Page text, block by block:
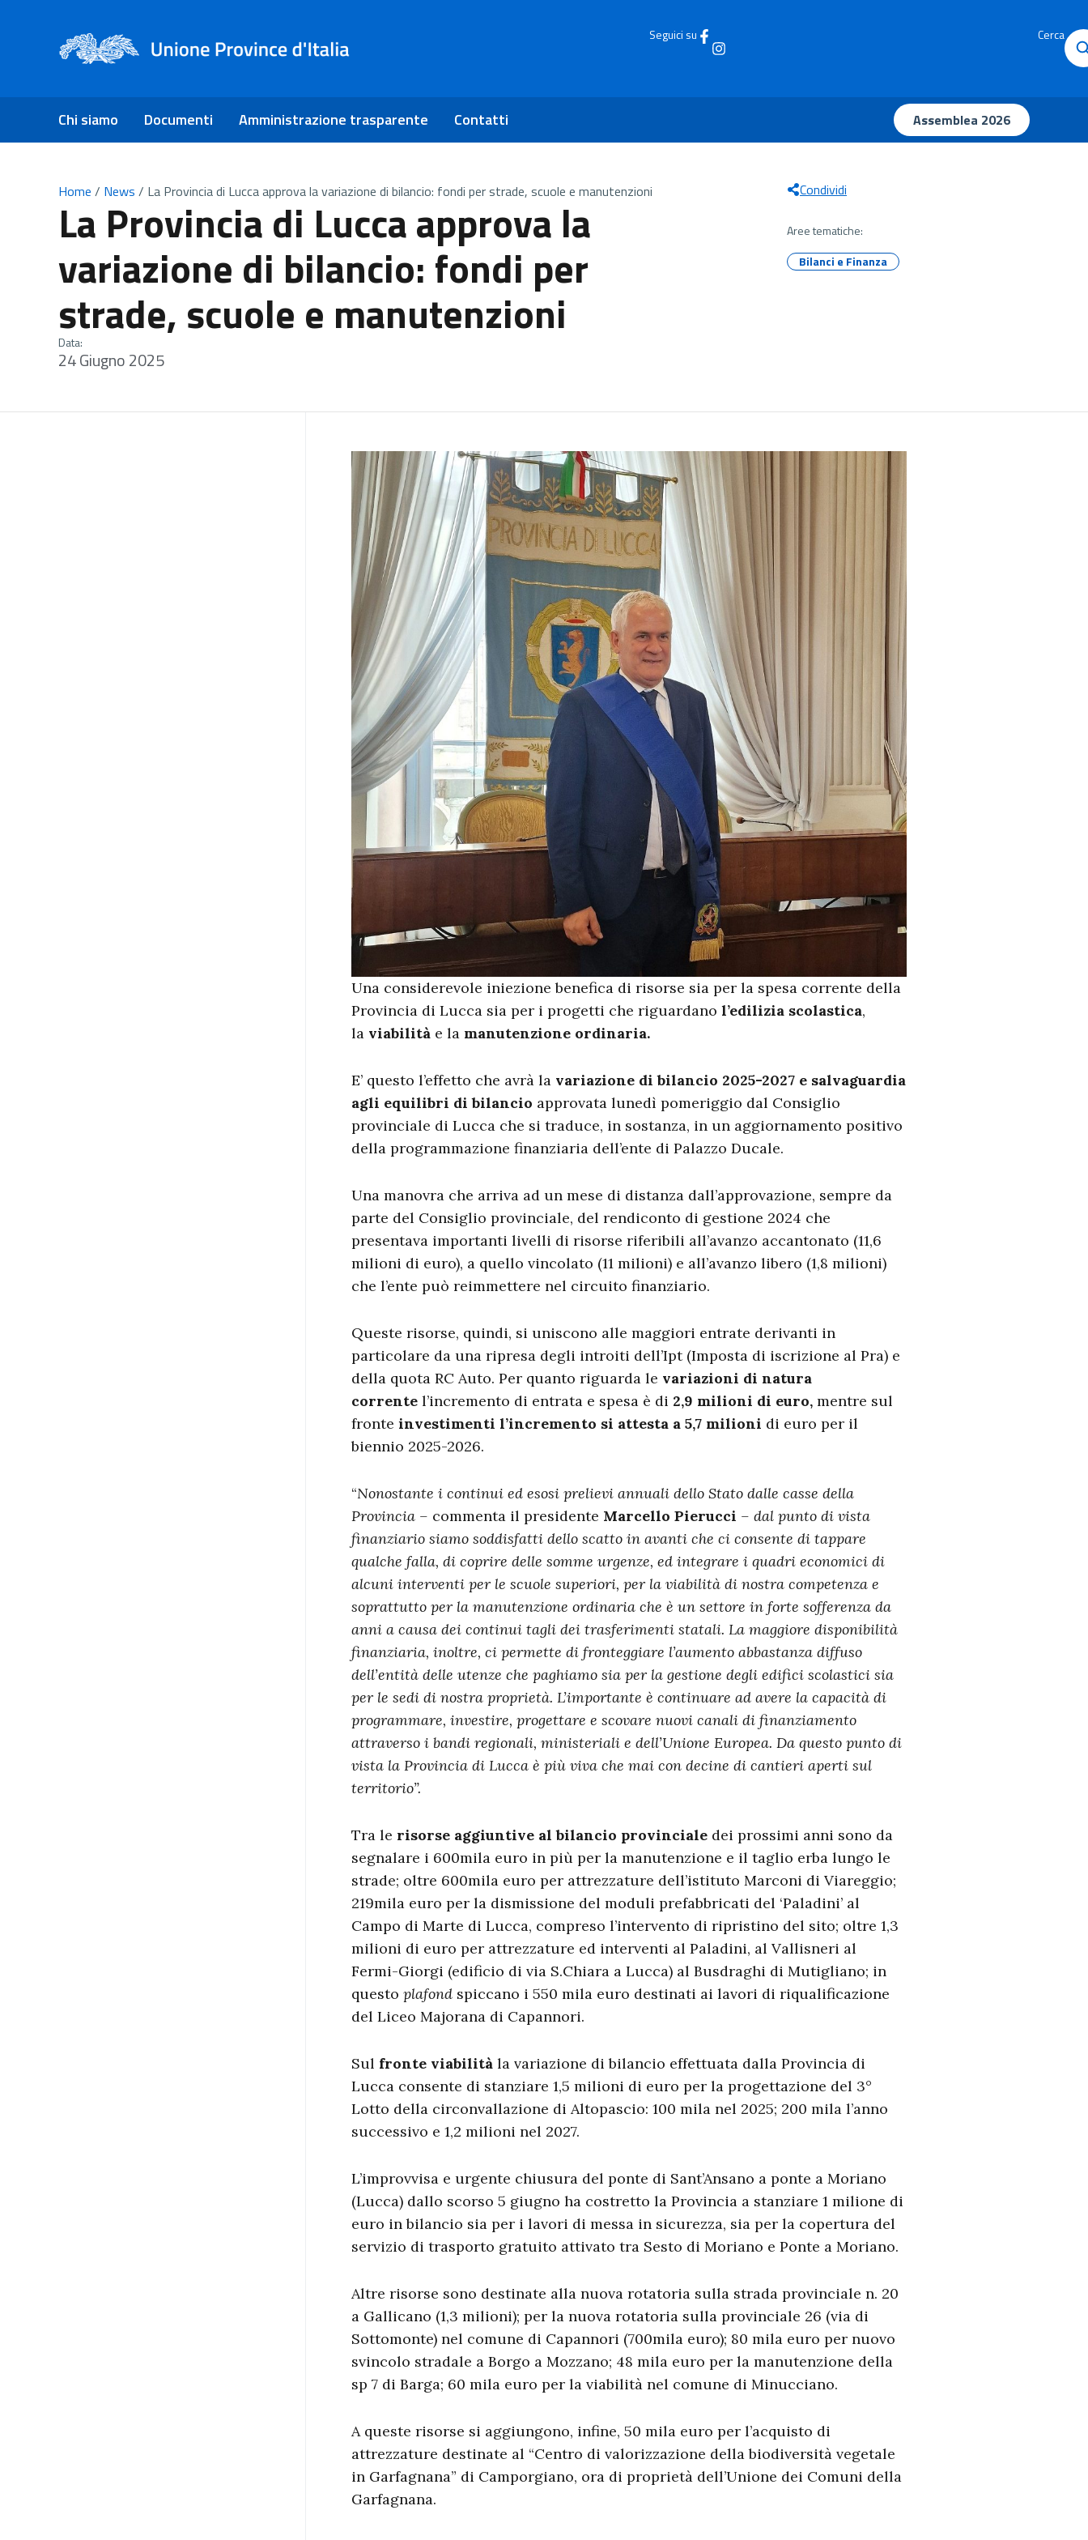
Seguici su Cerca
Chi siamo Documenti Amministrazione trasparente Contatti Assemblea 2026
Home / News / La Provincia di Lucca approva la variazione di bilancio: fondi per strade, scuole e manutenzioni
La Provincia di Lucca approva la
variazione di bilancio: fondi per
strade, scuole e manutenzioni
Data:
24 Giugno 2025
Condividi
Aree tematiche:
Bilanci e Finanza
Una considerevole iniezione benefica di risorse sia per la spesa corrente della
Provincia di Lucca sia per i progetti che riguardano l’edilizia scolastica,
la viabilità e la manutenzione ordinaria.
E’ questo l’effetto che avrà la variazione di bilancio 2025-2027 e salvaguardia
agli equilibri di bilancio approvata lunedì pomeriggio dal Consiglio
provinciale di Lucca che si traduce, in sostanza, in un aggiornamento positivo
della programmazione finanziaria dell’ente di Palazzo Ducale.
Una manovra che arriva ad un mese di distanza dall’approvazione, sempre da
parte del Consiglio provinciale, del rendiconto di gestione 2024 che
presentava importanti livelli di risorse riferibili all’avanzo accantonato (11,6
milioni di euro), a quello vincolato (11 milioni) e all’avanzo libero (1,8 milioni)
che l’ente può reimmettere nel circuito finanziario.
Queste risorse, quindi, si uniscono alle maggiori entrate derivanti in
particolare da una ripresa degli introiti dell’Ipt (Imposta di iscrizione al Pra) e
della quota RC Auto. Per quanto riguarda le variazioni di natura
corrente l’incremento di entrata e spesa è di 2,9 milioni di euro, mentre sul
fronte investimenti l’incremento si attesta a 5,7 milioni di euro per il
biennio 2025-2026.
“Nonostante i continui ed esosi prelievi annuali dello Stato dalle casse della
Provincia – commenta il presidente Marcello Pierucci – dal punto di vista
finanziario siamo soddisfatti dello scatto in avanti che ci consente di tappare
qualche falla, di coprire delle somme urgenze, ed integrare i quadri economici di
alcuni interventi per le scuole superiori, per la viabilità di nostra competenza e
soprattutto per la manutenzione ordinaria che è un settore in forte sofferenza da
anni a causa dei continui tagli dei trasferimenti statali. La maggiore disponibilità
finanziaria, inoltre, ci permette di fronteggiare l’aumento abbastanza diffuso
dell’entità delle utenze che paghiamo sia per la gestione degli edifici scolastici sia
per le sedi di nostra proprietà. L’importante è continuare ad avere la capacità di
programmare, investire, progettare e scovare nuovi canali di finanziamento
attraverso i bandi regionali, ministeriali e dell’Unione Europea. Da questo punto di
vista la Provincia di Lucca è più viva che mai con decine di cantieri aperti sul
territorio”.
Tra le risorse aggiuntive al bilancio provinciale dei prossimi anni sono da
segnalare i 600mila euro in più per la manutenzione e il taglio erba lungo le
strade; oltre 600mila euro per attrezzature dell’istituto Marconi di Viareggio;
219mila euro per la dismissione del moduli prefabbricati del ‘Paladini’ al
Campo di Marte di Lucca, compreso l’intervento di ripristino del sito; oltre 1,3
milioni di euro per attrezzature ed interventi al Paladini, al Vallisneri al
Fermi-Giorgi (edificio di via S.Chiara a Lucca) al Busdraghi di Mutigliano; in
questo plafond spiccano i 550 mila euro destinati ai lavori di riqualificazione
del Liceo Majorana di Capannori.
Sul fronte viabilità la variazione di bilancio effettuata dalla Provincia di
Lucca consente di stanziare 1,5 milioni di euro per la progettazione del 3°
Lotto della circonvallazione di Altopascio: 100 mila nel 2025; 200 mila l’anno
successivo e 1,2 milioni nel 2027.
L’improvvisa e urgente chiusura del ponte di Sant’Ansano a ponte a Moriano
(Lucca) dallo scorso 5 giugno ha costretto la Provincia a stanziare 1 milione di
euro in bilancio sia per i lavori di messa in sicurezza, sia per la copertura del
servizio di trasporto gratuito attivato tra Sesto di Moriano e Ponte a Moriano.
Altre risorse sono destinate alla nuova rotatoria sulla strada provinciale n. 20
a Gallicano (1,3 milioni); per la nuova rotatoria sulla provinciale 26 (via di
Sottomonte) nel comune di Capannori (700mila euro); 80 mila euro per nuovo
svincolo stradale a Borgo a Mozzano; 48 mila euro per la manutenzione della
sp 7 di Barga; 60 mila euro per la viabilità nel comune di Minucciano.
A queste risorse si aggiungono, infine, 50 mila euro per l’acquisto di
attrezzature destinate al “Centro di valorizzazione della biodiversità vegetale
in Garfagnana” di Camporgiano, ora di proprietà dell’Unione dei Comuni della
Garfagnana.